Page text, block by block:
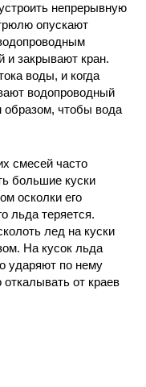
непрерывную
опускают
и закрывают кран.
воды, и когда
водопроводный
образом, чтобы вода
смесей часто
большие куски
осколки его
льда теряется.
лед на куски
На кусок льда
ударяют по нему
от краев